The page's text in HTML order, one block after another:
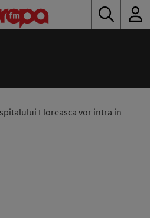
Floreasca vor intra in